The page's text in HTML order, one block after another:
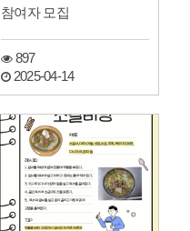
참여자 모집
897
2025-04-14